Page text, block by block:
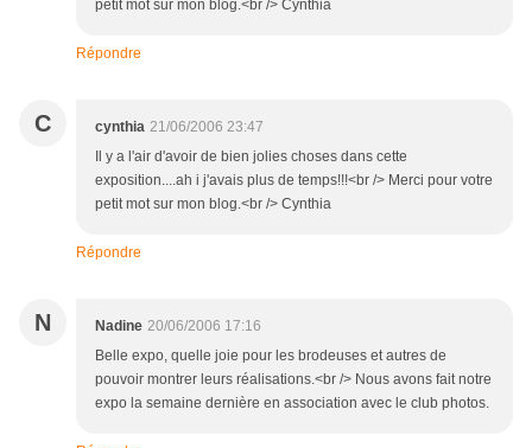
petit mot sur mon blog.<br /> Cynthia
Répondre
C cynthia 21/06/2006 23:47
Il y a l'air d'avoir de bien jolies choses dans cette
exposition....ah i j'avais plus de temps!!!<br /> Merci pour votre
petit mot sur mon blog.<br /> Cynthia
Répondre
N Nadine 20/06/2006 17:16
Belle expo, quelle joie pour les brodeuses et autres de
pouvoir montrer leurs réalisations.<br /> Nous avons fait notre
expo la semaine dernière en association avec le club photos.